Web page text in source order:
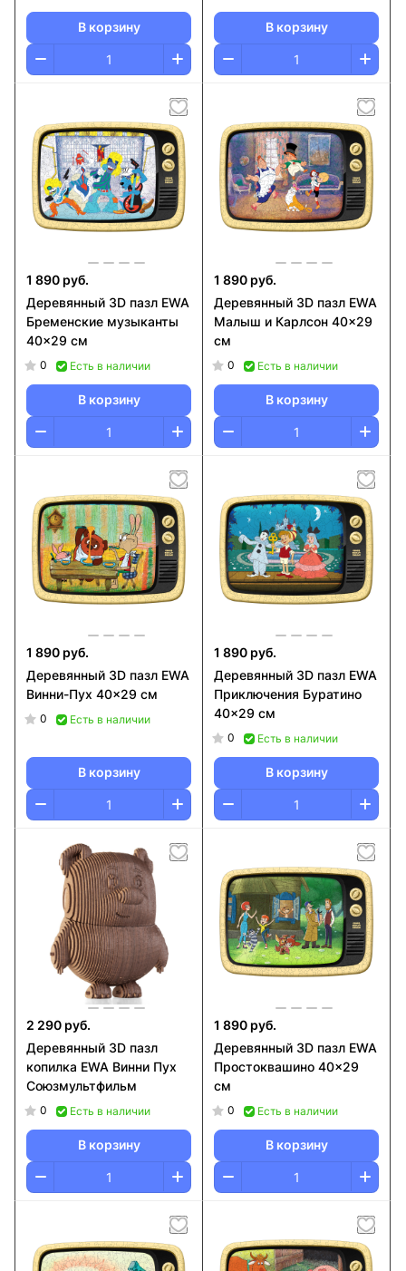
В корзину В корзину
1 890 руб.
Деревянный 3D пазл EWA
Бременские музыканты
40x29 см
0 Есть в наличии
В корзину
1 890 руб.
Деревянный 3D пазл EWA
Малыш и Карлсон 40x29
см
0 Есть в наличии
В корзину
1 890 руб.
Деревянный 3D пазл EWA
Винни-Пух 40x29 см
0 Есть в наличии
В корзину
1 890 руб.
Деревянный 3D пазл EWA
Приключения Буратино
40x29 см
0 Есть в наличии
В корзину
2 290 руб.
Деревянный 3D пазл
копилка EWA Винни Пух
Союзмультфильм
0 Есть в наличии
В корзину
1 890 руб.
Деревянный 3D пазл EWA
Простоквашино 40x29
см
0 Есть в наличии
В корзину